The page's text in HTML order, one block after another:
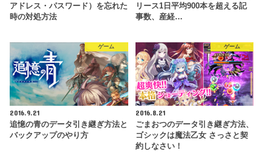
アドレス・パスワード）を忘れた
時の対処方法
リース1日平均900本を超える記
事数、産経…
ゲーム
2016.9.21
追憶の青のデータ引き継ぎ方法と
バックアップのやり方
ゲーム
2016.8.21
ごまおつのデータ引き継ぎ方法、
ゴシックは魔法乙女 さっさと契
約しなさい！